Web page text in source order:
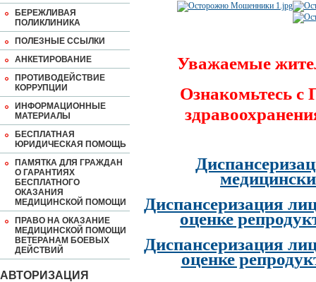
БЕРЕЖЛИВАЯ
ПОЛИКЛИНИКА
ПОЛЕЗНЫЕ ССЫЛКИ
АНКЕТИРОВАНИЕ
ПРОТИВОДЕЙСТВИЕ
КОРРУПЦИИ
ИНФОРМАЦИОННЫЕ
МАТЕРИАЛЫ
БЕСПЛАТНАЯ
ЮРИДИЧЕСКАЯ ПОМОЩЬ
ПАМЯТКА ДЛЯ ГРАЖДАН
О ГАРАНТИЯХ
БЕСПЛАТНОГО
ОКАЗАНИЯ
МЕДИЦИНСКОЙ ПОМОЩИ
ПРАВО НА ОКАЗАНИЕ
МЕДИЦИНСКОЙ ПОМОЩИ
ВЕТЕРАНАМ БОЕВЫХ
ДЕЙСТВИЙ
АВТОРИЗАЦИЯ
Уважаемые
Ознакомьтесь
Диспансеризация
оценке
Диспансеризация
оценке